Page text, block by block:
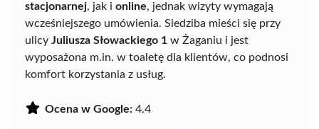
stacjonarnej, jak i online, jednak wizyty wymagają
wcześniejszego umówienia. Siedziba mieści się przy
ulicy Juliusza Słowackiego 1 w Żaganiu i jest
wyposażona m.in. w toaletę dla klientów, co podnosi
komfort korzystania z usług.
Ocena w Google: 4.4